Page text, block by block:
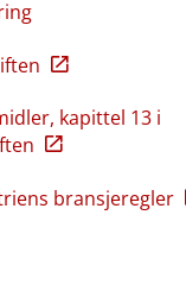
kapittel 13 i
bransjeregler